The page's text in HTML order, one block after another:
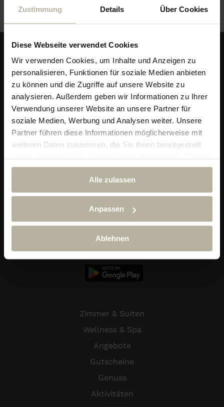
Zustimmung Details Über Cookies
Diese Webseite verwendet Cookies
Wir verwenden Cookies, um Inhalte und Anzeigen zu
personalisieren, Funktionen für soziale Medien anbieten
zu können und die Zugriffe auf unsere Website zu
analysieren. Außerdem geben wir Informationen zu Ihrer
Verwendung unserer Website an unsere Partner für
soziale Medien, Werbung und Analysen weiter. Unsere
Partner führen diese Informationen möglicherweise mit
weiteren Daten zusammen, die Sie ihnen bereitgestellt
gesammelt haben.
Alle zulassen
Anpassen
Ablehnen
Alpin & Wellness Resort Ludwig Royal
87534 Oberstaufen-Steibis
Telefon:+49 (0) 838 689 10
reservierung@hotel-ludwig-royal.de
Zimmer & Suiten
Wellness & Spa
Angebote
Gutscheine
Genuss
Aktivitäten